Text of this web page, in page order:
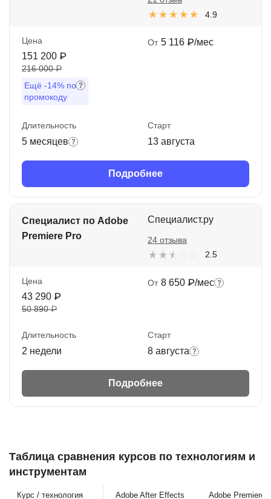
4.9
Цена
151 200 ₽
216 000 ₽
Ещё -14% по
промокоду
От 5 116 ₽/мес
Длительность
5 месяцев
Старт
13 августа
Подробнее
Специалист по Adobe
Premiere Pro
Специалист.ру
2.5
24 отзыва
Цена
43 290 ₽
50 890 ₽
От 8 650 ₽/мес
Длительность
2 недели
Старт
8 августа
Подробнее
Таблица сравнения курсов по технологиям и
инструментам
Курс / технология Adobe After Effects Adobe Premiere